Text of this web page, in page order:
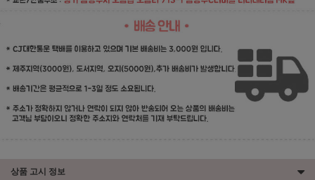
상품 고시 정보